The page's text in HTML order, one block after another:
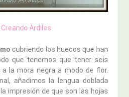
Creando Ardiles
cubriendo los huecos que han
que tenemos que tener seis
la mora negra a modo de flor.
añadimos la lengua doblada
impresión de que son las hojas